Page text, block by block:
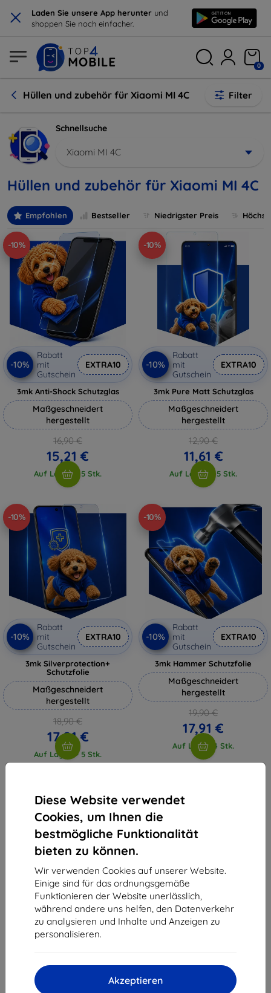
× Laden Sie unsere App herunter und
shoppen Sie noch einfacher.
Diese Website verwendet
Cookies, um Ihnen die
bestmögliche Funktionalität
bieten zu können.
Wir verwenden Cookies auf unserer Website.
Einige sind für das ordnungsgemäße
Funktionieren der Website unerlässlich,
während andere uns helfen, den Datenverkehr
zu analysieren und Inhalte und Anzeigen zu
personalisieren.
Akzeptieren
0
Hüllen und zubehör für Xiaomi MI 4C Filter
Schnellsuche
Xiaomi MI 4C
Hüllen und zubehör für Xiaomi MI 4C
Empfohlen Bestseller Niedrigster Preis
-10%
-10%
Rabatt
mit
Gutschein
EXTRA10
3mk Anti-Shock Schutzglas
Maßgeschneidert
hergestellt
16,90 €
15,21 €
Auf Lager > 5 Stk.
-10%
-10%
Rabatt
mit
Gutschein
EXTRA10
3mk Pure Matt Schutzglas
Maßgeschneidert
hergestellt
12,90 €
11,61 €
Auf Lager > 5 Stk.
-10%
-10%
Rabatt
mit
Gutschein
EXTRA10
3mk Silverprotection+
Schutzfolie
Maßgeschneidert
hergestellt
18,90 €
17,01 €
Auf Lager > 5 Stk.
-10%
-10%
Rabatt
mit
Gutschein
EXTRA10
3mk Hammer Schutzfolie
Maßgeschneidert
hergestellt
19,90 €
17,91 €
Auf Lager 4 Stk.
vom ganzen4.
Shield-Sk s.r.o.
Ulica Rudolfa Mocka 3750/2A
Unternehmens-ID:
USt-IdNr.:
SK2023549671